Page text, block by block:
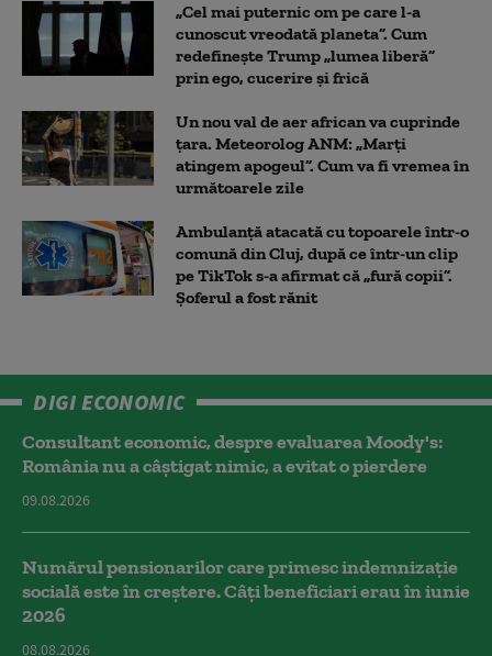
„Cel mai puternic om pe care l-a
cunoscut vreodată planeta”. Cum
redefinește Trump „lumea liberă”
prin ego, cucerire și frică
Un nou val de aer african va cuprinde
țara. Meteorolog ANM: „Marți
atingem apogeul”. Cum va fi vremea în
următoarele zile
Ambulanţă atacată cu topoarele într-o
comună din Cluj, după ce într-un clip
pe TikTok s-a afirmat că „fură copii”.
Șoferul a fost rănit
DIGI ECONOMIC
Consultant economic, despre evaluarea Moody's:
România nu a câştigat nimic, a evitat o pierdere
09.08.2026
Numărul pensionarilor care primesc indemnizaţie
socială este în creștere. Câți beneficiari erau în iunie
2026
08.08.2026